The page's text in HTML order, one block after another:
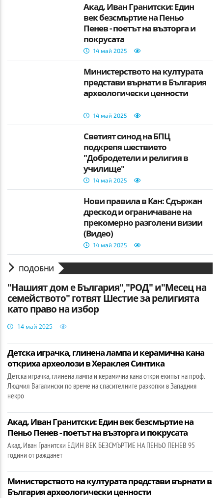
Акад. Иван Гранитски: Един
век безсмъртие на Пеньо
Пенев - поетът на възторга и
покрусата
14 май 2025
Министерството на културата
представи върнати в България
археологически ценности
14 май 2025
Светият синод на БПЦ
подкрепя шествието
"Добродетели и религия в
училище"
14 май 2025
Нови правила в Кан: Сдържан
дрескод и ограничаване на
прекомерно разголени визии
(Видео)
14 май 2025
ПОДОБНИ
"Нашият дом е България","РОД" и"Месец на
семейството" готвят Шестие за религията
като право на избор
14 май 2025
Детска играчка, глинена лампа и керамична кана
откриха археолози в Хераклея Синтика
Детска играчка, глинена лампа и керамична кана откри екипът на проф.
Людмил Вагалински по време на спасителните разкопки в Западния
некро
Акад. Иван Гранитски: Един век безсмъртие на
Пеньо Пенев - поетът на възторга и покрусата
Акад. Иван Гранитски ЕДИН ВЕК БЕЗСМЪРТИЕ НА ПЕНЬО ПЕНЕВ 95
години от ражданет
Министерството на културата представи върнати в
България археологически ценности